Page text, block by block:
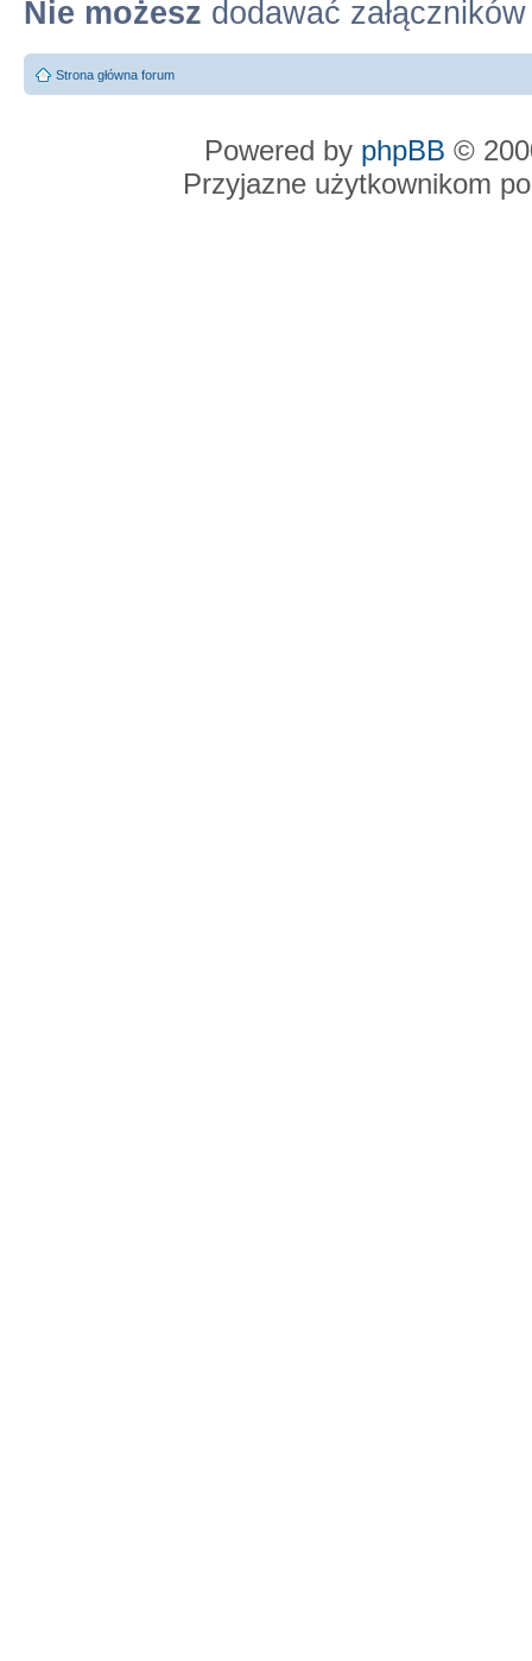
Nie możesz dodawać załączników
Strona główna forum
Powered by phpBB ©
Przyjazne użytkownikom